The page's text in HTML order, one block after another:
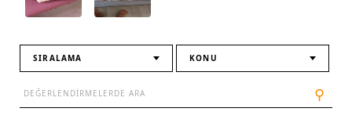
SIRALAMA KONU
⚲